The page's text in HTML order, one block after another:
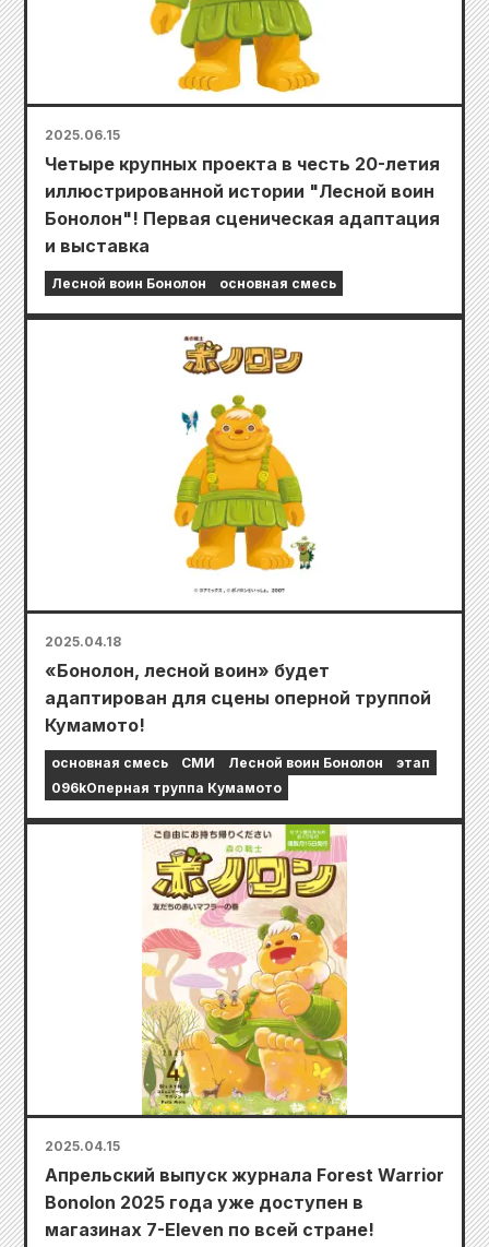
2025.06.15
Четыре крупных проекта в честь 20-летия
иллюстрированной истории "Лесной воин
Бонолон"! Первая сценическая адаптация
и выставка
Лесной воин Бонолон основная смесь
2025.04.18
«Бонолон, лесной воин» будет
адаптирован для сцены оперной труппой
Кумамото!
основная смесь СМИ Лесной воин Бонолон
этап
096kОперная труппа Кумамото
2025.04.15
Апрельский выпуск журнала Forest Warrior
Bonolon 2025 года уже доступен в
магазинах 7-Eleven по всей стране!